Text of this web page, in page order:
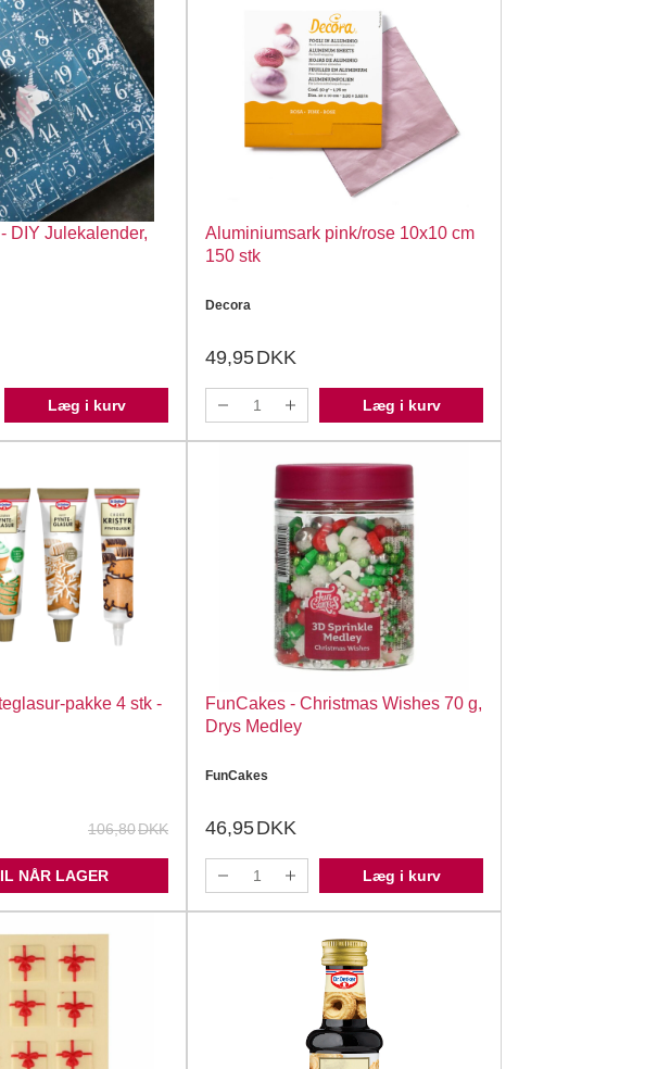
DIY Julekalender,
Læg i kurv
Aluminiumsark pink/rose 10x10 cm
150 stk
Decora
49,95DKK
Læg i kurv
pakke 4 stk -
106,80DKK
NÅR LAGER
FunCakes - Christmas Wishes 70 g,
Drys Medley
FunCakes
46,95DKK
Læg i kurv